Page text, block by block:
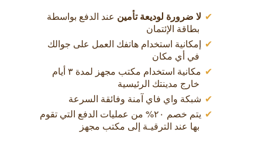
لا ضرورة لوديعة تأمين عند الدفع بواسطة
بطاقة الإئتمان
إمكانية استخدام هاتفك العمل على جوالك
في أي مكان
مكانية استخدام مكتب مجهز لمدة ٣ أيام
خارج مدينتك الرئيسية
شبكة واي فاي آمنة وفائقة السرعة
يتم خصم ٢٠% من عمليات الدفع التي تقوم
بها عند الترقيـة إلى مكتب مجهز